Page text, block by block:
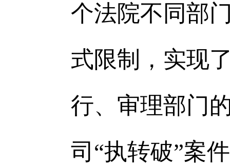
个法院不同部
式限制，实现
行、审理部门
司“执转破”案